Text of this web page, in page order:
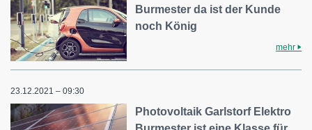
Burmester da ist der Kunde
noch König
mehr
23.12.2021 – 09:30
Photovoltaik Garlstorf Elektro